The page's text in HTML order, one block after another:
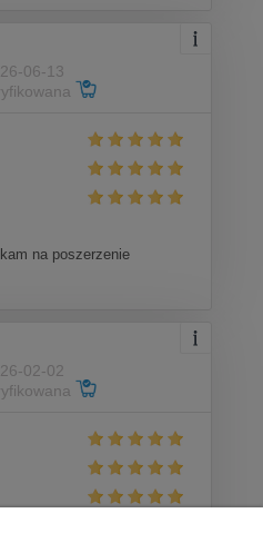
06-13
na poszerzenie
02-02